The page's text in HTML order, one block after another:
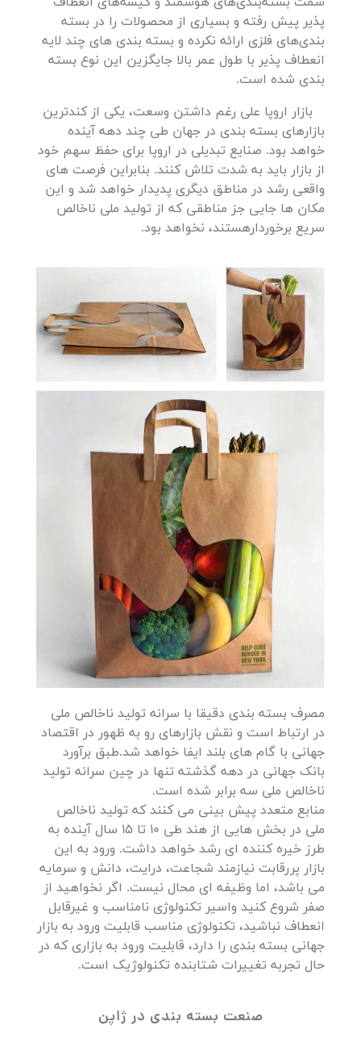
پذیر پیش رفته و بسیاری از محصولات را در بسته
بندی‌های فلزی ارائه نکرده و بسته بندی های چند لایه
انعطاف پذیر با طول عمر بالا جایگزین این نوع بسته
بندی شده است.
بازار اروپا علی رغم داشتن وسعت، یکی از کندترین
بازارهای بسته بندی در جهان طی چند دهه آینده
خواهد بود. صنایع تبدیلی در اروپا برای حفظ سهم خود
از بازار باید به شدت تلاش کنند. بنابراین فرصت های
واقعی رشد در مناطق دیگری پدیدار خواهد شد و این
مکان ها جایی جز مناطقی که از تولید ملی ناخالص
سریع برخوردارهستند، نخواهد بود.
مصرف بسته بندی دقیقا با سرانه تولید ناخالص ملی
در ارتباط است و نقش بازارهای رو به ظهور در اقتصاد
جهانی با گام های بلند ایفا خواهد شد.طبق برآورد
بانک جهانی در دهه گذشته تنها در چین سرانه تولید
ناخالص ملی سه برابر شده است.
منابع متعدد پیش بینی می کنند که تولید ناخالص
ملی در بخش هایی از هند طی 10 تا 15 سال آینده به
طرز خیره کننده ای رشد خواهد داشت. ورود به این
بازار پررقابت نیازمند شجاعت، درایت، دانش و سرمایه
می باشد، اما وظیفه ای محال نیست. اگر نخواهید از
صفر شروع کنید واسیر تکنولوژی نامناسب و غیرقابل
انعطاف نباشید، تکنولوژی مناسب قابلیت ورود به بازار
جهانی بسته بندی را دارد، قابلیت ورود به بازاری که در
حال تجربه تغییرات شتابنده تکنولوژیک است.
صنعت بسته بندی در ژاپن